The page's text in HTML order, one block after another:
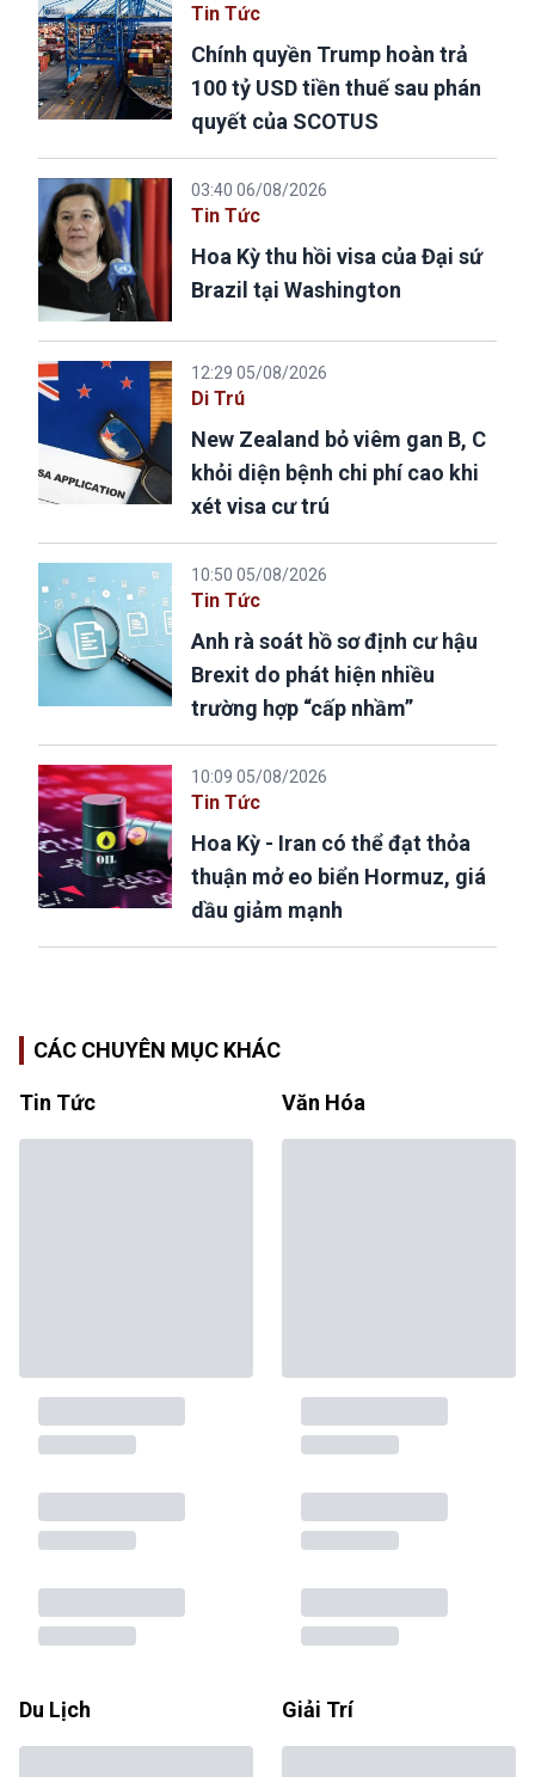
Tin Tức
Chính quyền Trump hoàn trả
100 tỷ USD tiền thuế sau phán
quyết của SCOTUS
03:40 06/08/2026
Tin Tức
Hoa Kỳ thu hồi visa của Đại sứ
Brazil tại Washington
12:29 05/08/2026
Di Trú
New Zealand bỏ viêm gan B, C
khỏi diện bệnh chi phí cao khi
xét visa cư trú
10:50 05/08/2026
Tin Tức
Anh rà soát hồ sơ định cư hậu
Brexit do phát hiện nhiều
trường hợp “cấp nhầm”
10:09 05/08/2026
Tin Tức
Hoa Kỳ - Iran có thể đạt thỏa
thuận mở eo biển Hormuz, giá
dầu giảm mạnh
CÁC CHUYÊN MỤC KHÁC
Tin Tức Văn Hóa
Du Lịch Giải Trí